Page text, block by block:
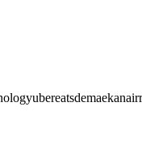
ubereatsdemaekan